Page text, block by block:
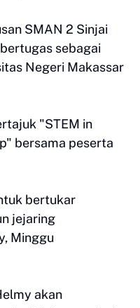
SMAN 2 Sinjai
sebagai
Negeri Makassar
"STEM in
bersama peserta
bertukar
jejaring
Minggu
akan